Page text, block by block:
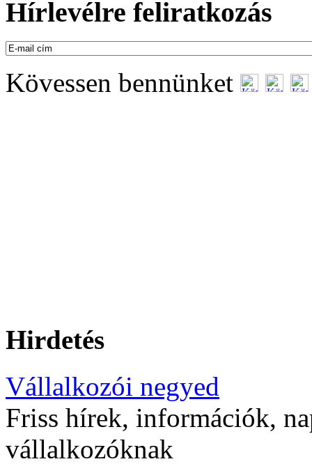
Hírlevélre feliratkozás
Kövessen bennünket
Hirdetés
Vállalkozói negyed
Friss hírek, információk,
vállalkozóknak